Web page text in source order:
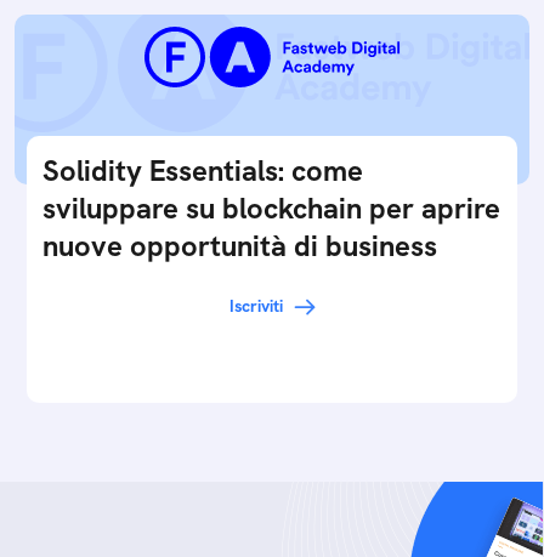
Solidity Essentials: come
sviluppare su blockchain per aprire
nuove opportunità di business
Iscriviti